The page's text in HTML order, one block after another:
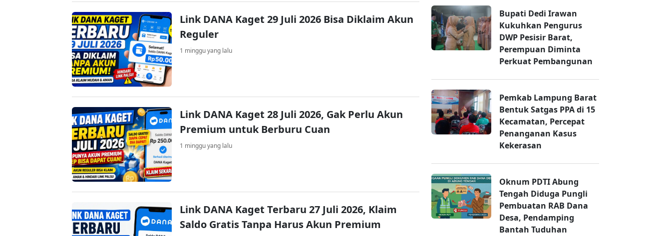
Link DANA Kaget 29 Juli 2026 Bisa Diklaim Akun
Reguler
1 minggu yang lalu
Link DANA Kaget 28 Juli 2026, Gak Perlu Akun
Premium untuk Berburu Cuan
1 minggu yang lalu
Link DANA Kaget Terbaru 27 Juli 2026, Klaim
Saldo Gratis Tanpa Harus Akun Premium
Bupati Dedi Irawan
Kukuhkan Pengurus
DWP Pesisir Barat,
Perempuan Diminta
Perkuat Pembangunan
Pemkab Lampung Barat
Bentuk Satgas PPA di 15
Kecamatan, Percepat
Penanganan Kasus
Kekerasan
Oknum PDTI Abung
Tengah Diduga Pungli
Pembuatan RAB Dana
Desa, Pendamping
Bantah Tuduhan